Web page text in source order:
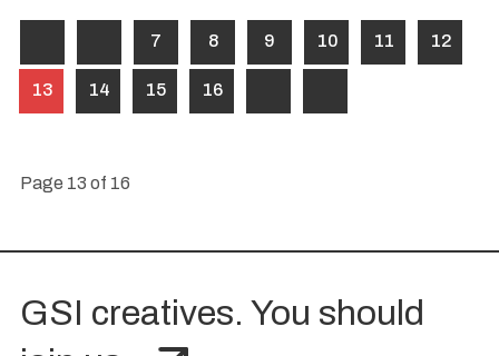
7 8 9 10 11 12
13 14 15 16
Page 13 of 16
GSI creatives. You should